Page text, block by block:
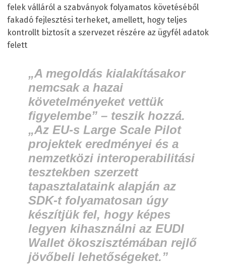
felek válláról a szabványok folyamatos követéséből
fakadó fejlesztési terheket, amellett, hogy teljes
kontrollt biztosít a szervezet részére az ügyfél adatok
felett
„A megoldás kialakításakor
nemcsak a hazai
követelményeket vettük
figyelembe” – teszik hozzá.
„Az EU-s Large Scale Pilot
projektek eredményei és a
nemzetközi interoperabilitási
tesztekben szerzett
tapasztalataink alapján az
SDK-t folyamatosan úgy
készítjük fel, hogy képes
legyen kihasználni az EUDI
Wallet ökoszisztémában rejlő
jövőbeli lehetőségeket.”